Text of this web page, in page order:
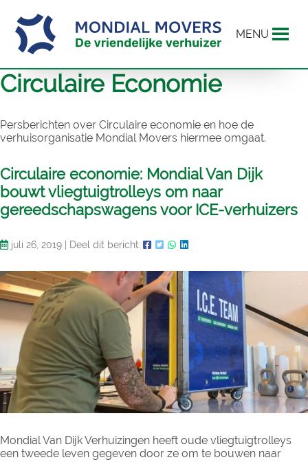
MENU
Circulaire Economie
Persberichten over Circulaire economie en hoe de
verhuisorganisatie Mondial Movers hiermee omgaat.
Circulaire economie: Mondial Van Dijk
bouwt vliegtuigtrolleys om naar
gereedschapswagens voor ICE-verhuizers
juli 26, 2019 Deel dit bericht:
Mondial Van Dijk Verhuizingen heeft oude vliegtuigtrolleys
een tweede leven gegeven door ze om te bouwen naar